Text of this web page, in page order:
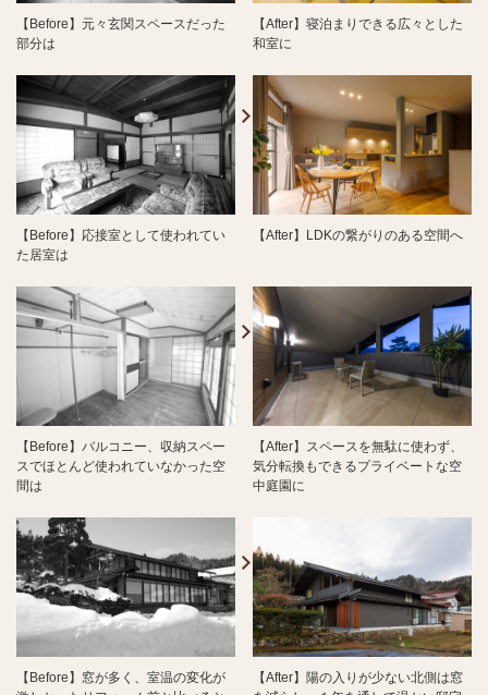
【Before】元々玄関スペースだった
部分は
【After】寝泊まりできる広々とした
和室に
【Before】応接室として使われてい
た居室は
【After】LDKの繋がりのある空間へ
【Before】バルコニー、収納スペー
スでほとんど使われていなかった空
間は
【After】スペースを無駄に使わず、
気分転換もできるプライベートな空
中庭園に
【Before】窓が多く、室温の変化が
【After】陽の入りが少ない北側は窓